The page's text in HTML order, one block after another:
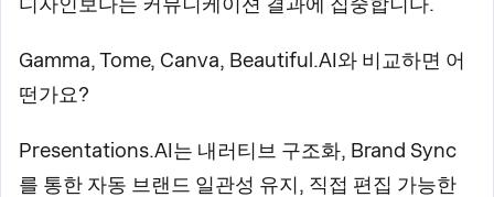
Gamma, Tome, Canva, Beautiful.AI와 비교하면 어
떤가요?
Presentations.AI는 내러티브 구조화, Brand Sync
를 통한 자동 브랜드 일관성 유지, 직접 편집 가능한